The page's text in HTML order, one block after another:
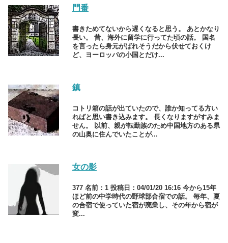
門番
書きためてないから遅くなると思う。 あとかなり
長い。 昔、海外に留学に行ってた頃の話。 国名
を言ったら身元がばれそうだから伏せておくけ
ど、ヨーロッパの小国とだけ...
鎮
コトリ箱の話が出ていたので、誰か知ってる方い
ればと思い書き込みます。 長くなりますがすみま
せん。 以前、親が転勤族のため中国地方のある県
の山奥に住んでいたことが...
女の影
377 名前：1 投稿日：04/01/20 16:16 今から15年
ほど前の中学時代の野球部合宿での話。 毎年、夏
の合宿で使っていた宿が廃業し、その年から宿が
変...